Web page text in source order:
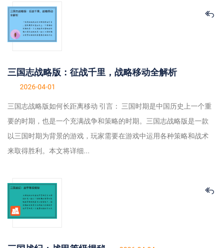
三国志战略版：征战千里，战略移动全解析
2026-04-01
三国志战略版如何长距离移动 引言： 三国时期是中国历史上一个重
要的时期，也是一个充满战争和策略的时期。三国志战略版是一款
以三国时期为背景的游戏，玩家需要在游戏中运用各种策略和战术
来取得胜利。本文将详细...